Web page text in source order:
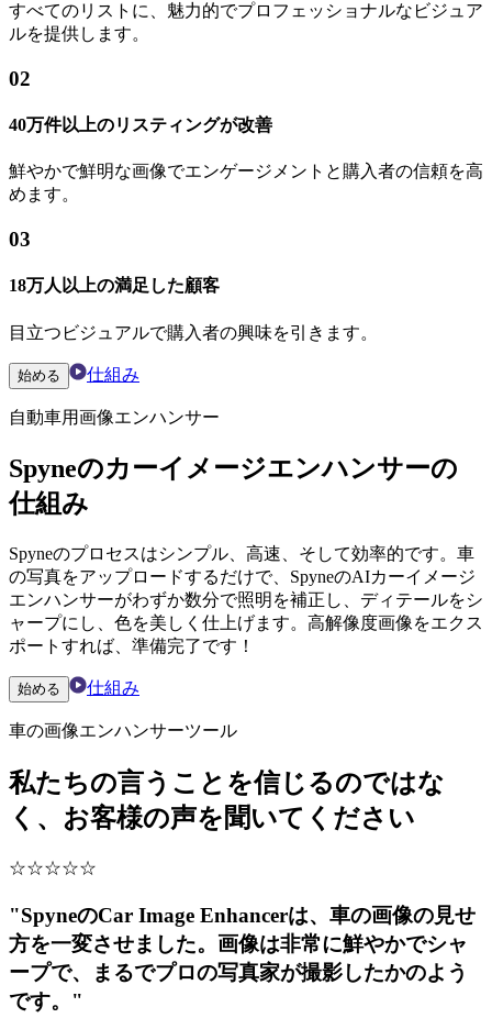
すべてのリストに、魅力的でプロフェッショナルなビジュア
ルを提供します。
02
40万件以上のリスティングが改善
鮮やかで鮮明な画像でエンゲージメントと購入者の信頼を高
めます。
03
18万人以上の満足した顧客
目立つビジュアルで購入者の興味を引きます。
始める 仕組み
自動車用画像エンハンサー
Spyneのカーイメージエンハンサーの
仕組み
Spyneのプロセスはシンプル、高速、そして効率的です。車
の写真をアップロードするだけで、SpyneのAIカーイメージ
エンハンサーがわずか数分で照明を補正し、ディテールをシ
ャープにし、色を美しく仕上げます。高解像度画像をエクス
ポートすれば、準備完了です！
始める 仕組み
車の画像エンハンサーツール
私たちの言うことを信じるのではな
く、お客様の声を聞いてください
☆☆☆☆☆
"SpyneのCar Image Enhancerは、車の画像の見せ
方を一変させました。画像は非常に鮮やかでシャ
ープで、まるでプロの写真家が撮影したかのよう
です。"